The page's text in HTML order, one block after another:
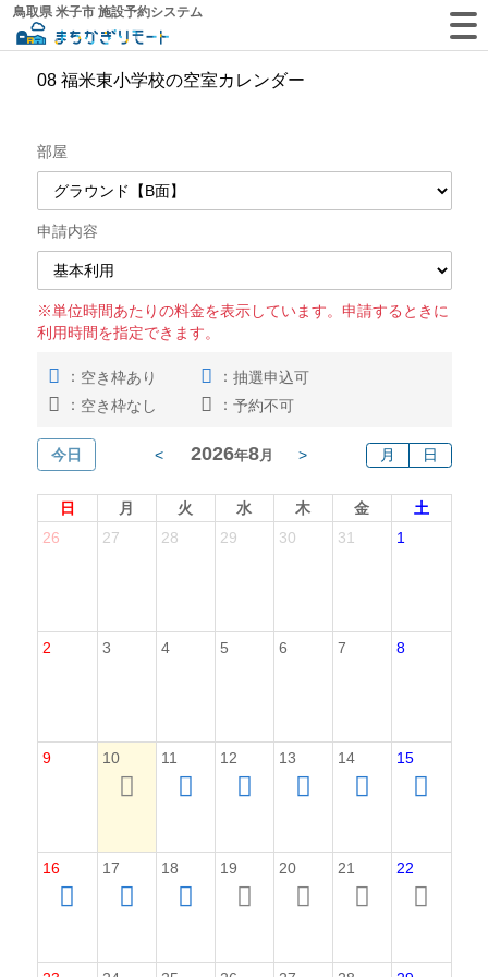
鳥取県 米子市 施設予約システム
08 福米東小学校の空室カレンダー
部屋
申請内容
※単位時間あたりの料金を表示しています。申請するときに
利用時間を指定できます。
： 空き枠あり ： 抽選申込可
： 空き枠なし ： 予約不可
今日 < 2026年8 月 > 月 日
日 月 火 水 木 金
土
26
27 28 29 30 31 1
2 3 4 5 6 7 8
9 10 11 12 13 14 15
16 17 18 19 20 21 22